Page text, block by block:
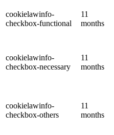
cookielawinfo-
checkbox-functional
11
months
cookielawinfo-
checkbox-necessary
11
months
cookielawinfo-
checkbox-others
11
months